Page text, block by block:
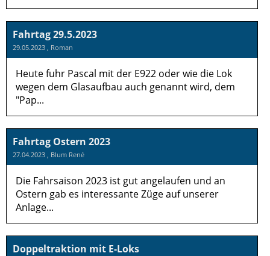
Fahrtag 29.5.2023
29.05.2023 , Roman
Heute fuhr Pascal mit der E922 oder wie die Lok
wegen dem Glasaufbau auch genannt wird, dem
"Pap...
Fahrtag Ostern 2023
27.04.2023 , Blum René
Die Fahrsaison 2023 ist gut angelaufen und an
Ostern gab es interessante Züge auf unserer
Anlage...
Doppeltraktion mit E-Loks